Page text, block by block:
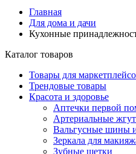
Главная
Для дома и дачи
Кухонные
Каталог товаров
Товары для
Трендовые товары
Красота и здоровье
Аптечки первой
Артериальные
Вальгусные шины
Зеркала для
Зубные щетки